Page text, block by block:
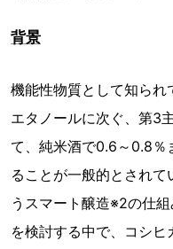
背景
機能性物質として知られ
エタノールに次ぐ、第3
て、純米酒で0.6～0.8％
ることが一般的とされ
うスマート醸造※2の仕
を検討する中で、コシ